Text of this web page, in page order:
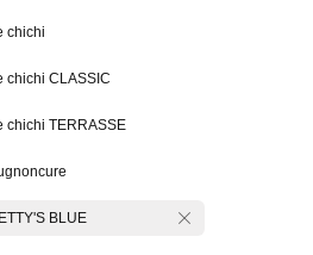
chichi
chichi CLASSIC
chichi TERRASSE
BLUE